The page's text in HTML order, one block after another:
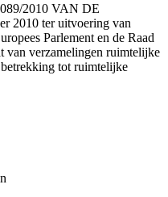
2010 VAN DE
2010 ter uitvoering van
Parlement en de Raad
van verzamelingen ruimtelijke
betrekking tot ruimtelijke